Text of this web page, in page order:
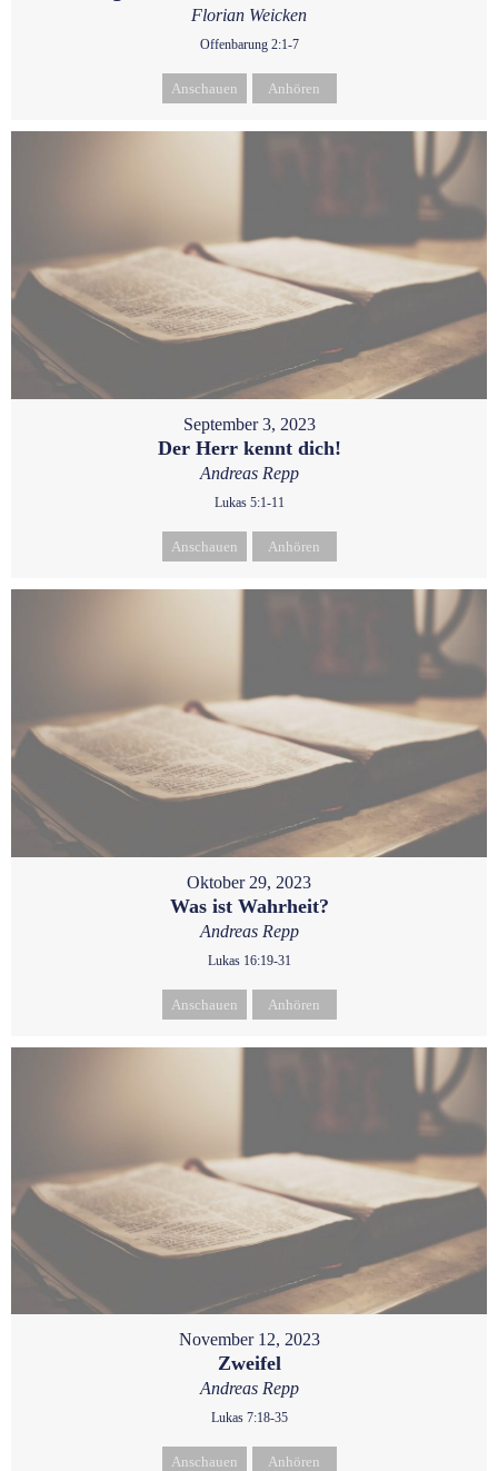
Florian Weicken
Offenbarung 2:1-7
Anschauen Anhören
September 3, 2023
Der Herr kennt dich!
Andreas Repp
Lukas 5:1-11
Anschauen Anhören
Oktober 29, 2023
Was ist Wahrheit?
Andreas Repp
Lukas 16:19-31
Anschauen Anhören
November 12, 2023
Zweifel
Andreas Repp
Lukas 7:18-35
Anschauen Anhören